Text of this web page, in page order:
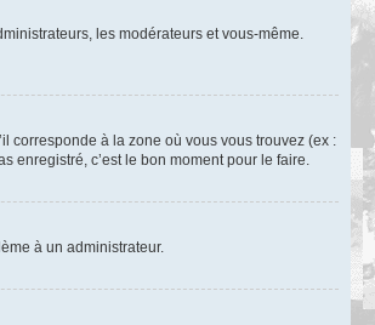
les modérateurs et vous-même.
corresponde à la zone où vous vous trouvez (ex :
enregistré, c’est le bon moment pour le faire.
à un administrateur.